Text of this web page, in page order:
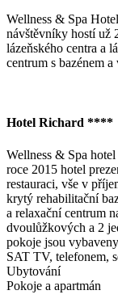
Wellness & Spa
návštěvníky hostí už
lázeňského centra a
centrum s bazénem
Hotel Richard ****
Merüljön el az
a stílus és a
Elegáns szobáinkat,
konyhánkat úgy
kielégítsük minden
elkötelezettségünk
Felismerve az online
partnerségre léptünk
https://playsafehu.com/
legjobb magyar
Wellness & Spa
roce 2015 hotel
restauraci, vše v
krytý rehabilitační
a relaxační centrum
dvoulůžkových a 2
pokoje jsou
SAT TV, telefonem,
Ubytování
Pokoje a apartmán